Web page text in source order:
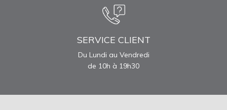
SERVICE CLIENT
Du Lundi au Vendredi
de 10h à 19h30